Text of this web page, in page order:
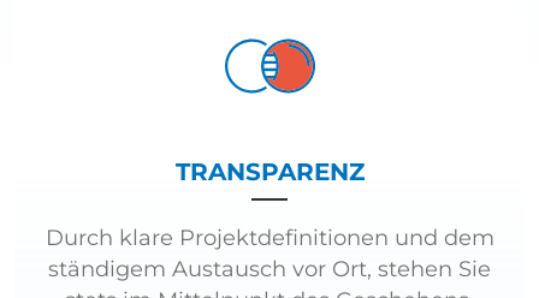
TRANSPARENZ
Durch klare Projektdefinitionen und dem
ständigem Austausch vor Ort, stehen Sie